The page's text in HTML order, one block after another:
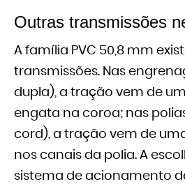
Outras transmissões
A família PVC 50,8 mm
transmissões. Nas
dupla), a tração vem de
engata na coroa; nas
cord), a tração vem de
nos canais da polia. A
sistema de acionamento